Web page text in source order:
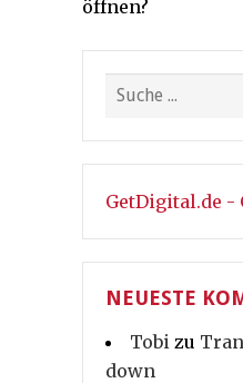
öffnen?
GetDigital.de -
NEUESTE
Tobi zu
down